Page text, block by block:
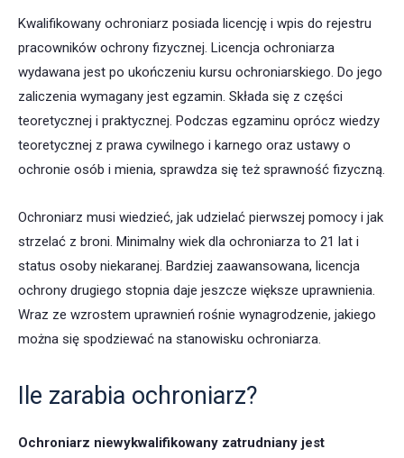
Kwalifikowany ochroniarz posiada licencję i wpis do rejestru
pracowników ochrony fizycznej. Licencja ochroniarza
wydawana jest po ukończeniu kursu ochroniarskiego. Do jego
zaliczenia wymagany jest egzamin. Składa się z części
teoretycznej i praktycznej. Podczas egzaminu oprócz wiedzy
teoretycznej z prawa cywilnego i karnego oraz ustawy o
ochronie osób i mienia, sprawdza się też sprawność fizyczną.
Ochroniarz musi wiedzieć, jak udzielać pierwszej pomocy i jak
strzelać z broni. Minimalny wiek dla ochroniarza to 21 lat i
status osoby niekaranej. Bardziej zaawansowana, licencja
ochrony drugiego stopnia daje jeszcze większe uprawnienia.
Wraz ze wzrostem uprawnień rośnie wynagrodzenie, jakiego
można się spodziewać na stanowisku ochroniarza.
Ile zarabia ochroniarz?
Ochroniarz niewykwalifikowany zatrudniany jest